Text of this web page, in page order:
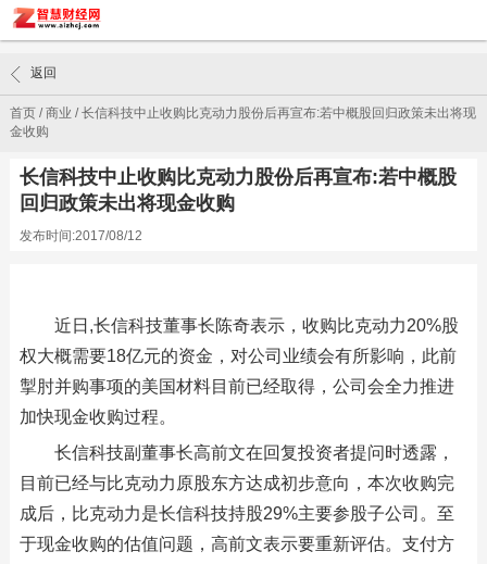
首页/商业 /长信科技中止收购比克动力股份后再宣布:若中概股回归政策未出将现
金收购
返回
长信科技中止收购比克动力股份后再宣布:若中概股
回归政策未出将现金收购
发布时间:2017/08/12
近日,长信科技董事长陈奇表示，收购比克动力20%股
权大概需要18亿元的资金，对公司业绩会有所影响，此前
掣肘并购事项的美国材料目前已经取得，公司会全力推进
加快现金收购过程。
长信科技副董事长高前文在回复投资者提问时透露，
目前已经与比克动力原股东方达成初步意向，本次收购完
成后，比克动力是长信科技持股29%主要参股子公司。至
于现金收购的估值问题，高前文表示要重新评估。支付方